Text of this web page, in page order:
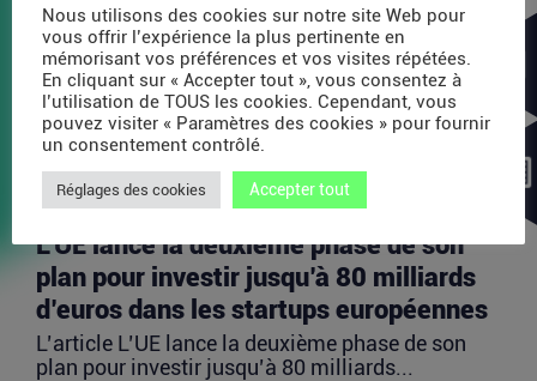
lancer un fonds de 200 millions d’euros
dédié à l’IA
L’article Après AMI Labs, Yann LeCun veut lancer
un fonds de 200 millions d’euros dédié à l’IA
est...
Lire la suite
L’UE lance la deuxième phase de son
plan pour investir jusqu’à 80 milliards
d’euros dans les startups européennes
L’article L’UE lance la deuxième phase de son
plan pour investir jusqu’à 80 milliards...
Nous utilisons des cookies sur notre site Web pour
vous offrir l’expérience la plus pertinente en
mémorisant vos préférences et vos visites répétées.
En cliquant sur « Accepter tout », vous consentez à
l’utilisation de TOUS les cookies. Cependant, vous
pouvez visiter « Paramètres des cookies » pour fournir
un consentement contrôlé.
Réglages des cookies Accepter tout